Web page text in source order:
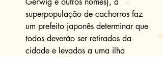
superpopulação de cachorros faz
um prefeito japonês determinar que
todos deverão ser retirados da
cidade e levados a uma ilha